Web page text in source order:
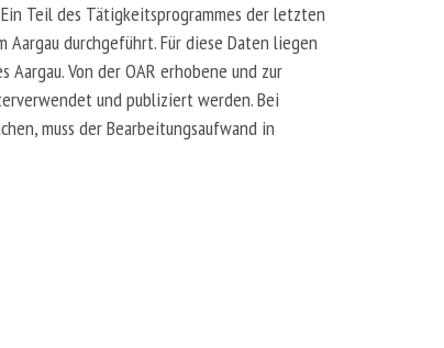
Teil des Tätigkeitsprogrammes der letzten
Aargau durchgeführt. Für diese Daten liegen
Von der OAR erhobene und zur
und publiziert werden. Bei
muss der Bearbeitungsaufwand in